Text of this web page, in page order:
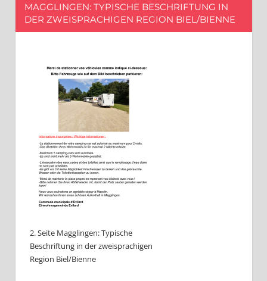
MAGGLINGEN: TYPISCHE BESCHRIFTUNG IN
DER ZWEISPRACHIGEN REGION BIEL/BIENNE
2. Seite Magglingen: Typische
Beschriftung in der zweisprachigen
Region Biel/Bienne